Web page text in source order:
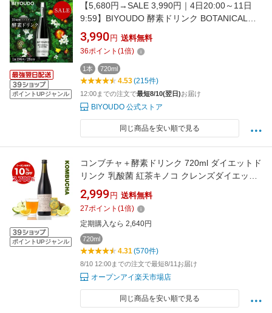
ポイントUPジャンル
【5,680円→SALE 3,990円｜4日20:00～11日
9:59】BIYOUDO 酵素ドリンク BOTANICAL
ENZYME 720ml グレープフルーツフレーバー
ファスティング ダイエット 置き換え 野菜 フル
ーツ 果物 腸活 ルーティン 国産 日本製 人工甘
味料不使用 人工香料不使用 人工着色料不使用
公式
3,990 円 送料無料
36ポイント (1倍)
1本 720ml
4.53(215件)
12:00までの注文で最短8/10(翌日)お届け
BIYOUDO 公式ストア
同じ商品を安い順で見る
ポイントUPジャンル
コンブチャ＋酵素ドリンク 720ml ダイエットド
リンク 乳酸菌 紅茶キノコ クレンズダイエット
置き換えダイエットファスティング こんぶちゃ
茶 コンブチャドリンク コンブチャ 酵素 (酵
素飲料) プラセンタ お試し
2,999 円 送料無料
27ポイント (1倍)
定期購入なら 2,640円
720ml
4.31(570件)
8/10 12:00までの注文で最短8/11お届け
オープンアイ楽天市場店
同じ商品を安い順で見る